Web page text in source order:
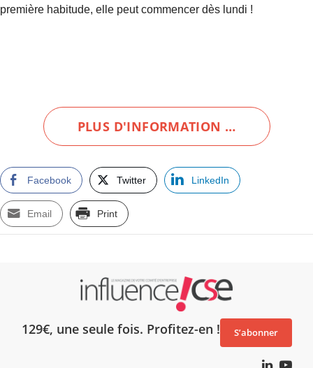
première habitude, elle peut commencer dès lundi !
PLUS D'INFORMATION …
Facebook Twitter LinkedIn
Email Print
129€, une seule fois. Profitez-en ! S’abonner